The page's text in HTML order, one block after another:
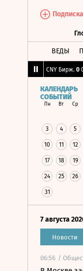
Подписка
ВЕДЫ
CNY Бирж. 0
КАЛЕНДАРЬ
СОБЫТИЙ
Пн Вт Ср
3 4 5
10 11 12
17 18 19
24 25 26
31
7 августа
Новости
06:56 /